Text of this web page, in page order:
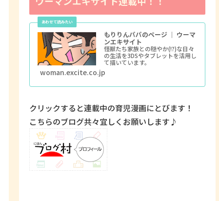
もりりんパパのページ ｜ ウーマ
ンエキサイト
怪獣たち家族との穏やか(!?)な日々
の生活を3DSやタブレットを活用し
て描いています。
woman.excite.co.jp
クリックすると連載中の育児漫画にとびます！
こちらのブログ共々宜しくお願いします♪